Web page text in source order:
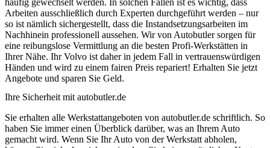
Arbeiten ausschließlich durch Experten durchgeführt werden – nur
so ist nämlich sichergestellt, dass die Instandsetzungsarbeiten im
Nachhinein professionell aussehen. Wir von Autobutler sorgen für
eine reibungslose Vermittlung an die besten Profi-Werkstätten in
Ihrer Nähe. Ihr Volvo ist daher in jedem Fall in vertrauenswürdigen
Händen und wird zu einem fairen Preis repariert! Erhalten Sie jetzt
Angebote und sparen Sie Geld.
Ihre Sicherheit mit autobutler.de
Sie erhalten alle Werkstattangeboten von autobutler.de schriftlich. So
haben Sie immer einen Überblick darüber, was an Ihrem Auto
gemacht wird. Wenn Sie Ihr Auto von der Werkstatt abholen,